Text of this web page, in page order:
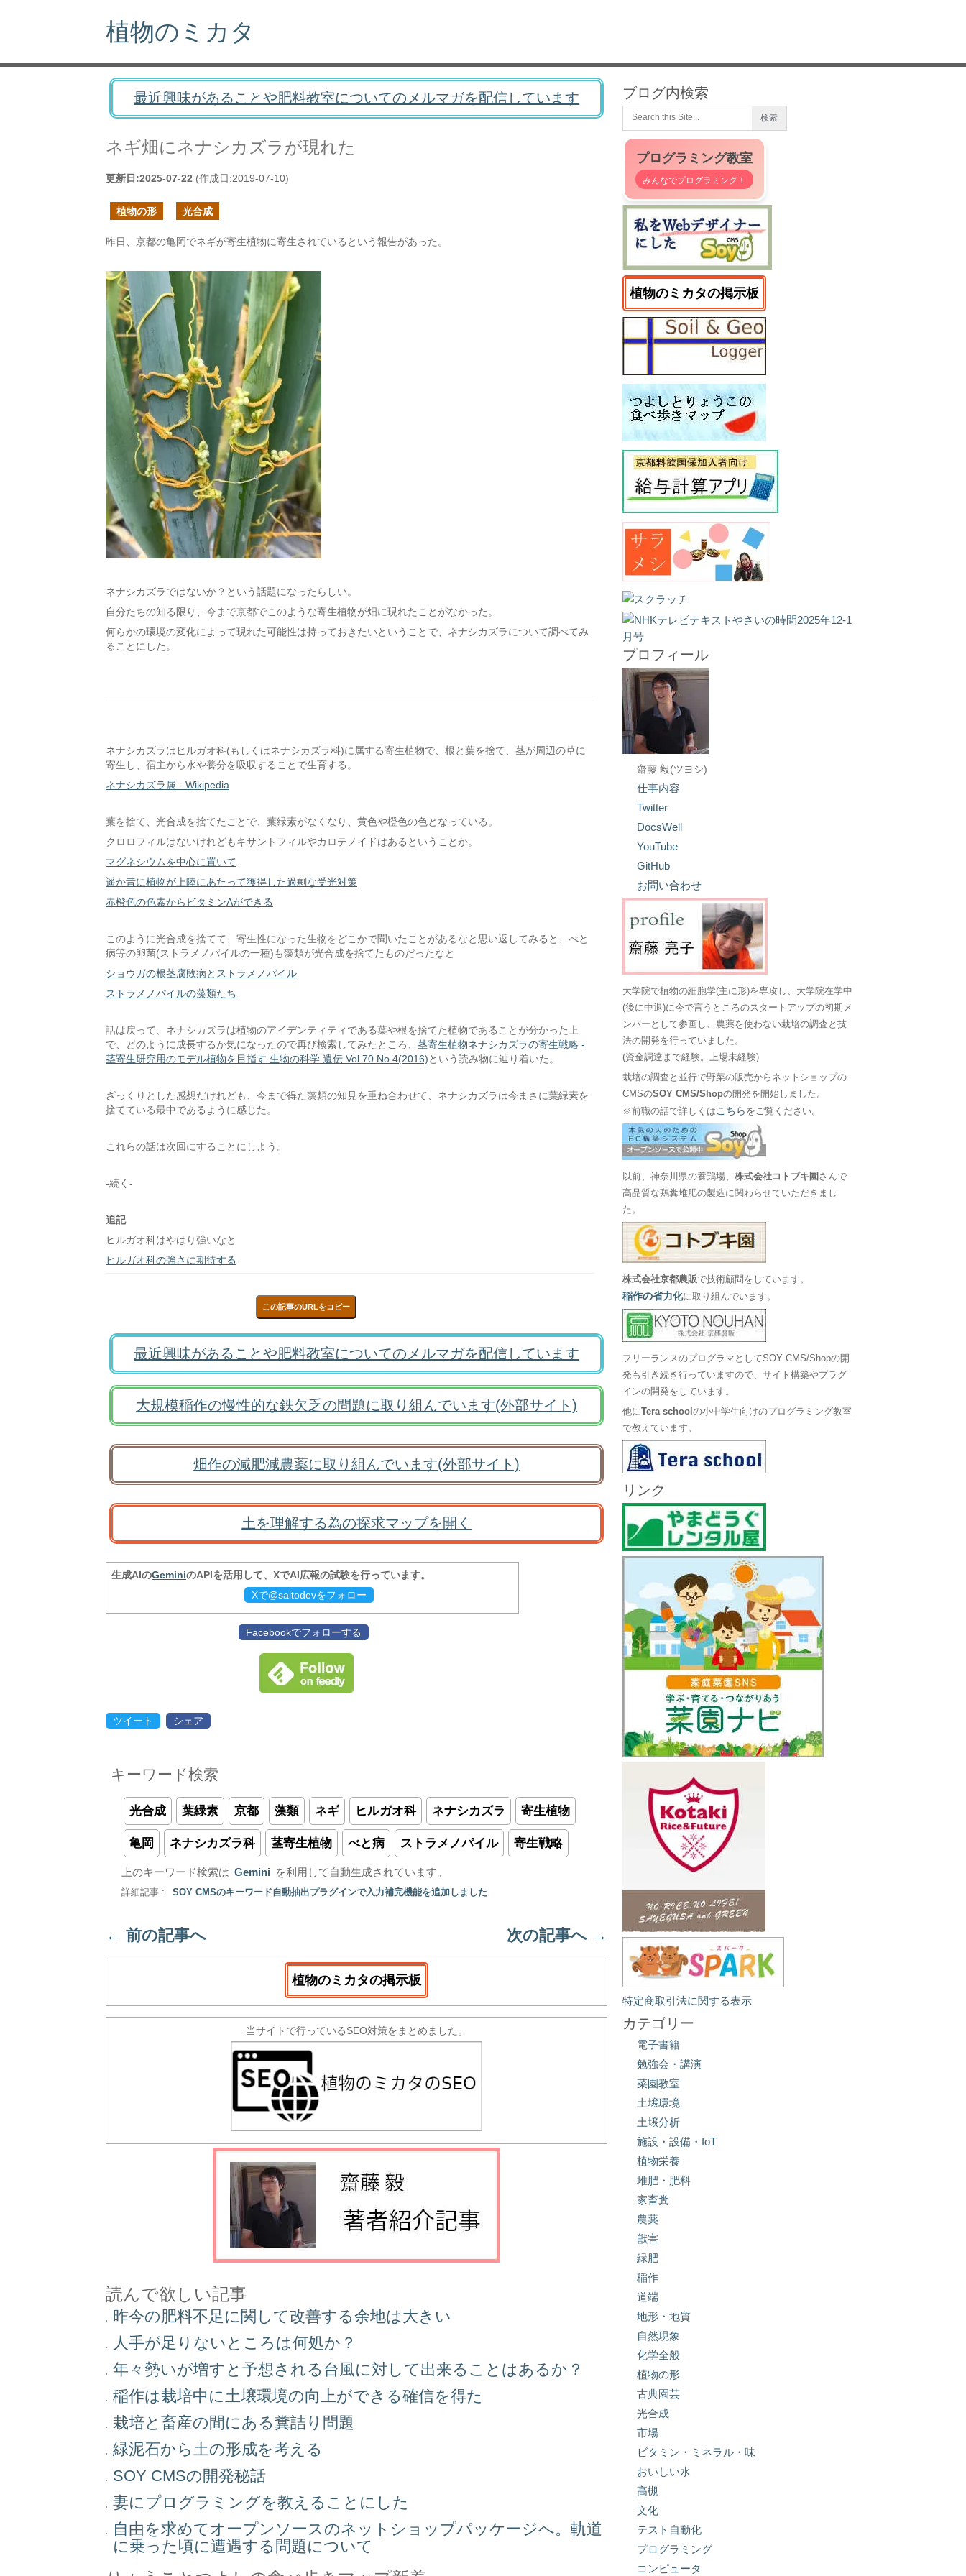
植物のミカタ
最近興味があることや肥料教室についてのメルマガを配信しています
ネギ畑にネナシカズラが現れた
更新日:2025-07-22 (作成日:2019-07-10)
植物の形 光合成
昨日、京都の亀岡でネギが寄生植物に寄生されているという報告があった。
ネナシカズラではないか？という話題になったらしい。
自分たちの知る限り、今まで京都でこのような寄生植物が畑に現れたことがなかった。
何らかの環境の変化によって現れた可能性は持っておきたいということで、ネナシカズラについて調べてみ
ることにした。
ネナシカズラはヒルガオ科(もしくはネナシカズラ科)に属する寄生植物で、根と葉を捨て、茎が周辺の草に
寄生し、宿主から水や養分を吸収することで生育する。
ネナシカズラ属 - Wikipedia
葉を捨て、光合成を捨てたことで、葉緑素がなくなり、黄色や橙色の色となっている。
クロロフィルはないけれどもキサントフィルやカロテノイドはあるということか。
マグネシウムを中心に置いて
遥か昔に植物が上陸にあたって獲得した過剰な受光対策
赤橙色の色素からビタミンAができる
このように光合成を捨てて、寄生性になった生物をどこかで聞いたことがあるなと思い返してみると、べと
病等の卵菌(ストラメノパイルの一種)も藻類が光合成を捨てたものだったなと
ショウガの根茎腐敗病とストラメノパイル
ストラメノパイルの藻類たち
話は戻って、ネナシカズラは植物のアイデンティティである葉や根を捨てた植物であることが分かった上
で、どのように成長するか気になったので再び検索してみたところ、 茎寄生植物ネナシカズラの寄生戦略 -
茎寄生研究用のモデル植物を目指す 生物の科学 遺伝 Vol.70 No.4(2016)という読み物に辿り着いた。
ざっくりとした感想だけれども、今まで得た藻類の知見を重ね合わせて、ネナシカズラは今まさに葉緑素を
捨てている最中であるように感じた。
これらの話は次回にすることにしよう。
-続く-
追記
ヒルガオ科はやはり強いなと
ヒルガオ科の強さに期待する
この記事のURLをコピー
最近興味があることや肥料教室についてのメルマガを配信しています
大規模稲作の慢性的な鉄欠乏の問題に取り組んでいます(外部サイト)
畑作の減肥減農薬に取り組んでいます(外部サイト)
土を理解する為の探求マップを開く
生成AIのGeminiのAPIを活用して、XでAI広報の試験を行っています。
Xで@saitodevをフォロー
Facebookでフォローする
ツイート シェア
キーワード検索
光合成 葉緑素 京都 藻類 ネギ ヒルガオ科 ネナシカズラ 寄生植物
亀岡 ネナシカズラ科 茎寄生植物 べと病 ストラメノパイル 寄生戦略
上のキーワード検索は Gemini を利用して自動生成されています。
詳細記事 : SOY CMSのキーワード自動抽出プラグインで入力補完機能を追加しました
← 前の記事へ 次の記事へ →
植物のミカタの掲示板
当サイトで行っているSEO対策をまとめました。
読んで欲しい記事
昨今の肥料不足に関して改善する余地は大きい
人手が足りないところは何処か？
年々勢いが増すと予想される台風に対して出来ることはあるか？
稲作は栽培中に土壌環境の向上ができる確信を得た
栽培と畜産の間にある糞詰り問題
緑泥石から土の形成を考える
SOY CMSの開発秘話
妻にプログラミングを教えることにした
自由を求めてオープンソースのネットショップパッケージへ。軌道
に乗った頃に遭遇する問題について
ブログ内検索
プログラミング教室
みんなでプログラミング！
植物のミカタの掲示板
プロフィール
齋藤 毅(ツヨシ)
仕事内容
Twitter
DocsWell
YouTube
GitHub
お問い合わせ
大学院で植物の細胞学(主に形)を専攻し、大学院在学中
(後に中退)に今で言うところのスタートアップの初期メ
ンバーとして参画し、農薬を使わない栽培の調査と技
法の開発を行っていました。
(資金調達まで経験。上場未経験)
栽培の調査と並行で野菜の販売からネットショップの
CMSのSOY CMS/Shopの開発を開始しました。
※前職の話で詳しくは こちら をご覧ください。
以前、神奈川県の養鶏場、株式会社コトブキ園 さんで
高品質な鶏糞堆肥の製造に関わらせていただきまし
た。
株式会社京都農販で技術顧問をしています。
稲作の省力化に取り組んでいます。
フリーランスのプログラマとしてSOY CMS/Shopの開
発も引き続き行っていますので、サイト構築やプラグ
インの開発をしています。
他にTera schoolの小中学生向けのプログラミング教室
で教えています。
リンク
特定商取引法に関する表示
カテゴリー
電子書籍
勉強会・講演
菜園教室
土壌環境
土壌分析
施設・設備・IoT
植物栄養
堆肥・肥料
家畜糞
農薬
獣害
緑肥
稲作
道端
地形・地質
自然現象
化学全般
植物の形
古典園芸
光合成
市場
ビタミン・ミネラル・味
おいしい水
高槻
文化
テスト自動化
プログラミング
コンピュータ